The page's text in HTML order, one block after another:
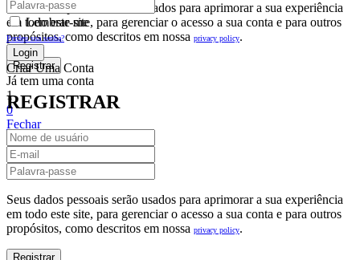
Seus dados pessoais serão usados para aprimorar a sua experiência
em todo este site, para gerenciar o acesso a sua conta e para outros
propósitos, como descritos em nossa privacy policy.
Já tem uma conta
1
0
Fechar
Carrinho De Compras(0)
No products in the cart.
Lembrar-me
Perdeu sua senha?
Criar Uma Conta
REGISTRAR
Seus dados pessoais serão usados para aprimorar a sua experiência
em todo este site, para gerenciar o acesso a sua conta e para outros
propósitos, como descritos em nossa privacy policy.